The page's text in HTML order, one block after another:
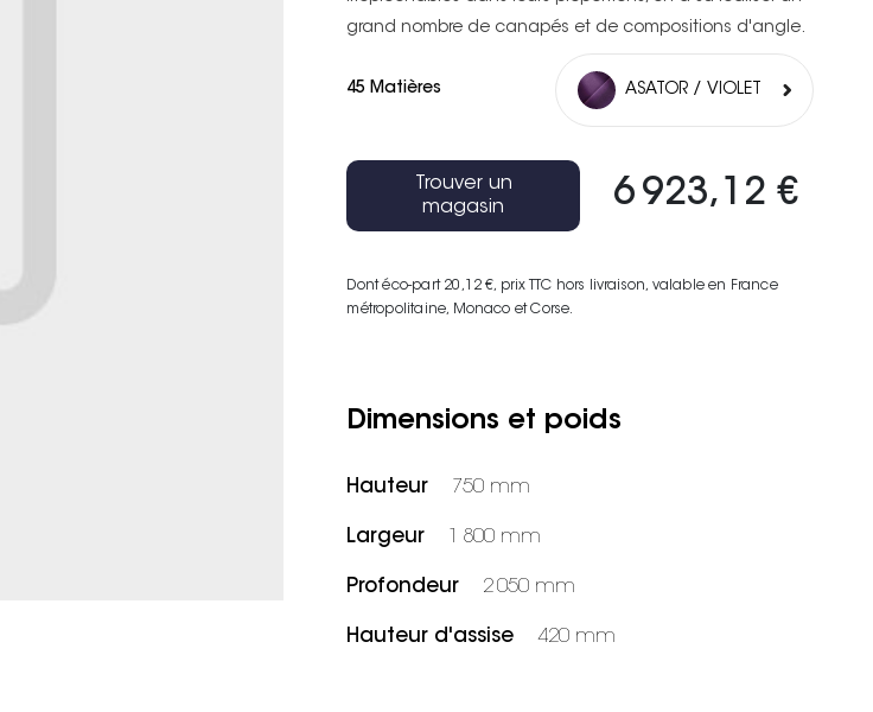
grand nombre de canapés et de compositions d'angle.
45 Matières ASATOR / VIOLET
6 923,12 €
Dont éco-part 20,12 €, prix TTC hors livraison, valable en France
métropolitaine, Monaco et Corse.
Trouver un
magasin
Dimensions et poids
Hauteur 750 mm
Largeur 1 800 mm
Profondeur 2 050 mm
Hauteur d'assise 420 mm